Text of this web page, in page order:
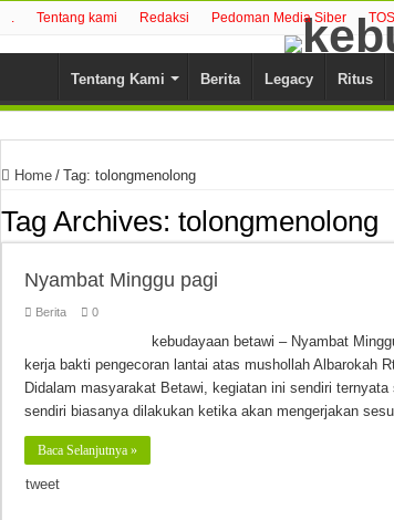
. Tentang kami Redaksi Pedoman Media Siber TOS
Tentang Kami Berita Legacy Ritus
Home / Tag: tolongmenolong
Tag Archives: tolongmenolong
Nyambat Minggu pagi
Berita 0
kebudayaan betawi – Nyambat
kerja bakti pengecoran lantai atas mushollah Albarokah
Didalam masyarakat Betawi, kegiatan ini sendiri
sendiri biasanya dilakukan ketika akan mengerjakan
Baca Selanjutnya »
tweet